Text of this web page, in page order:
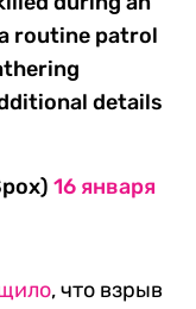
routine patrol
details
16 января
, что взрыв